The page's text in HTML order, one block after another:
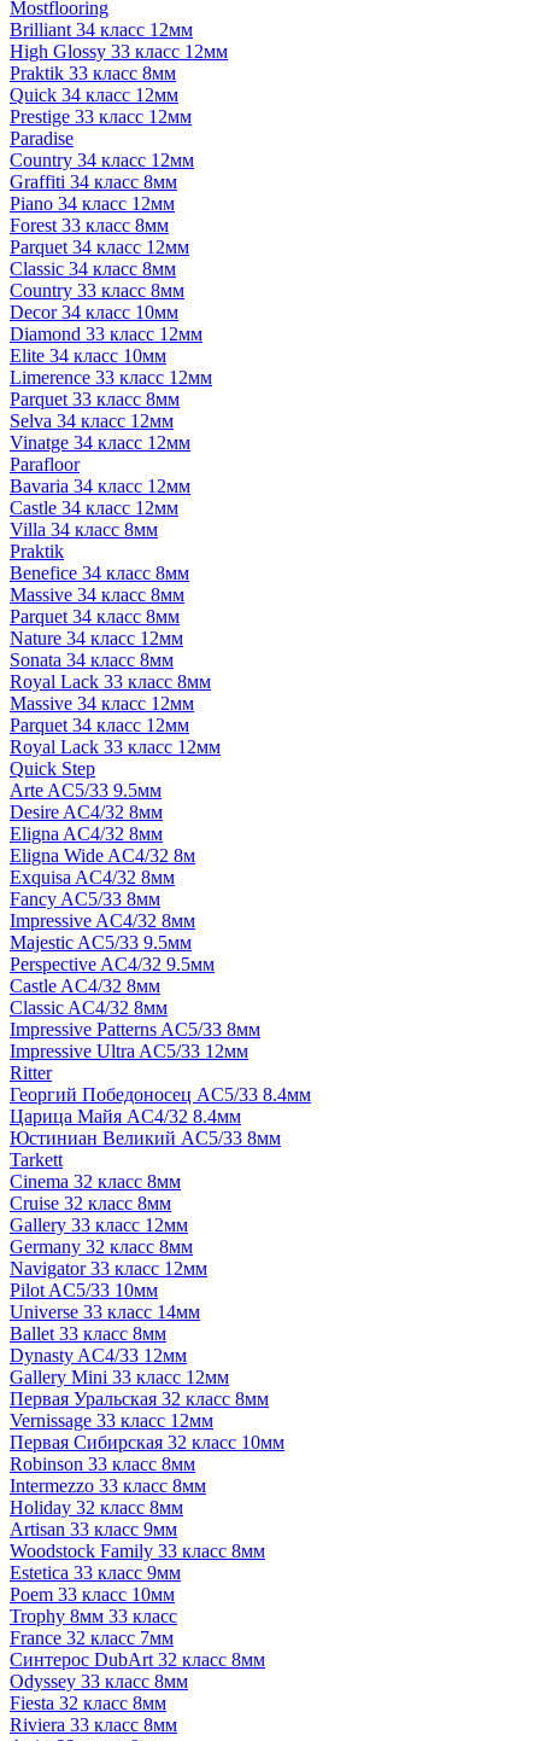
Mostflooring
Brilliant 34 класс 12мм
High Glossy 33 класс 12мм
Praktik 33 класс 8мм
Quick 34 класс 12мм
Prestige 33 класс 12мм
Paradise
Country 34 класс 12мм
Graffiti 34 класс 8мм
Piano 34 класс 12мм
Forest 33 класс 8мм
Parquet 34 класс 12мм
Classic 34 класс 8мм
Country 33 класс 8мм
Decor 34 класс 10мм
Diamond 33 класс 12мм
Elite 34 класс 10мм
Limerence 33 класс 12мм
Parquet 33 класс 8мм
Selva 34 класс 12мм
Vinatge 34 класс 12мм
Parafloor
Bavaria 34 класс 12мм
Castle 34 класс 12мм
Villa 34 класс 8мм
Praktik
Benefice 34 класс 8мм
Massive 34 класс 8мм
Parquet 34 класс 8мм
Nature 34 класс 12мм
Sonata 34 класс 8мм
Royal Lack 33 класс 8мм
Massive 34 класс 12мм
Parquet 34 класс 12мм
Royal Lack 33 класс 12мм
Quick Step
Arte AC5/33 9.5мм
Desire AC4/32 8мм
Eligna AC4/32 8мм
Eligna Wide AC4/32 8м
Exquisa AC4/32 8мм
Fancy AC5/33 8мм
Impressive AC4/32 8мм
Majestic AC5/33 9.5мм
Perspective AC4/32 9.5мм
Castle AC4/32 8мм
Classic AC4/32 8мм
Impressive Patterns AC5/33 8мм
Impressive Ultra AC5/33 12мм
Ritter
Георгий Победоносец AC5/33 8.4мм
Царица Майя AC4/32 8.4мм
Юстиниан Великий AC5/33 8мм
Tarkett
Cinema 32 класс 8мм
Cruise 32 класс 8мм
Gallery 33 класс 12мм
Germany 32 класс 8мм
Navigator 33 класс 12мм
Pilot AC5/33 10мм
Universe 33 класс 14мм
Ballet 33 класс 8мм
Dynasty AC4/33 12мм
Gallery Mini 33 класс 12мм
Первая Уральская 32 класс 8мм
Vernissage 33 класс 12мм
Первая Сибирская 32 класс 10мм
Robinson 33 класс 8мм
Intermezzo 33 класс 8мм
Holiday 32 класс 8мм
Artisan 33 класс 9мм
Woodstock Family 33 класс 8мм
Estetica 33 класс 9мм
Poem 33 класс 10мм
Trophy 8мм 33 класс
France 32 класс 7мм
Синтерос DubArt 32 класс 8мм
Odyssey 33 класс 8мм
Fiesta 32 класс 8мм
Riviera 33 класс 8мм